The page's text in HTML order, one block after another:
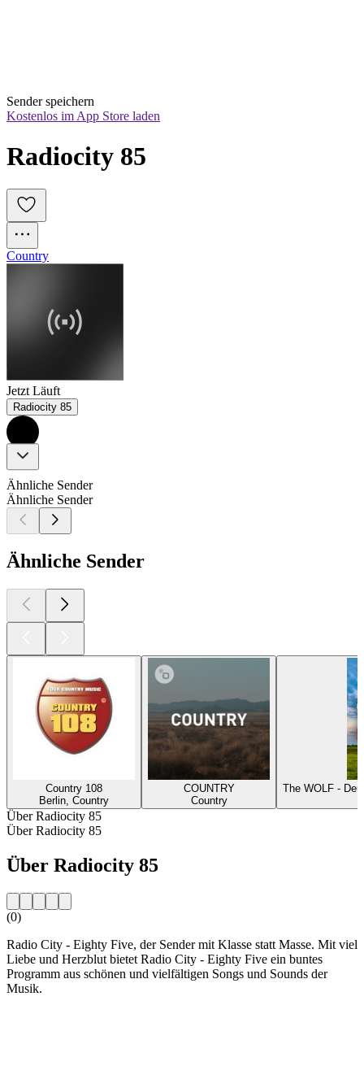
Sender speichern
Kostenlos im App Store laden
Radiocity 85
Country
Jetzt Läuft
Radiocity 85
Ähnliche Sender
Ähnliche Sender
Ähnliche Sender
Country 108
Berlin, Country
COUNTRY
Country
The WOLF -
Über Radiocity 85
Über Radiocity 85
Über Radiocity 85
(0)
Radio City - Eighty Five, der Sender mit Klasse statt Masse. Mit viel
Liebe und Herzblut bietet Radio City - Eighty Five ein buntes
Programm aus schönen und vielfältigen Songs und Sounds der
Musik.